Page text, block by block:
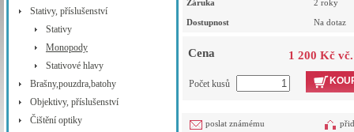
Stativy, příslušenství
Stativy
Monopody
Stativové hlavy
Brašny,pouzdra,batohy
Objektivy, příslušenství
Čištění optiky
Záruka 2 roky
Dostupnost Na dotaz
Cena 1 200 Kč
Počet kusů
poslat známému